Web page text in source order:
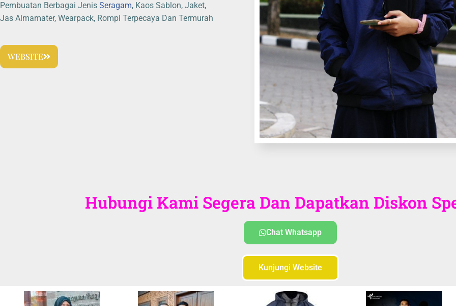
Pembuatan Berbagai Jenis Seragam, Kaos Sablon, Jaket,
Jas Almamater, Wearpack, Rompi Terpecaya Dan Termurah
WEBSITE
Hubungi Kami Segera Dan Dapatkan Diskon
Chat Whatsapp
Kunjungi Website